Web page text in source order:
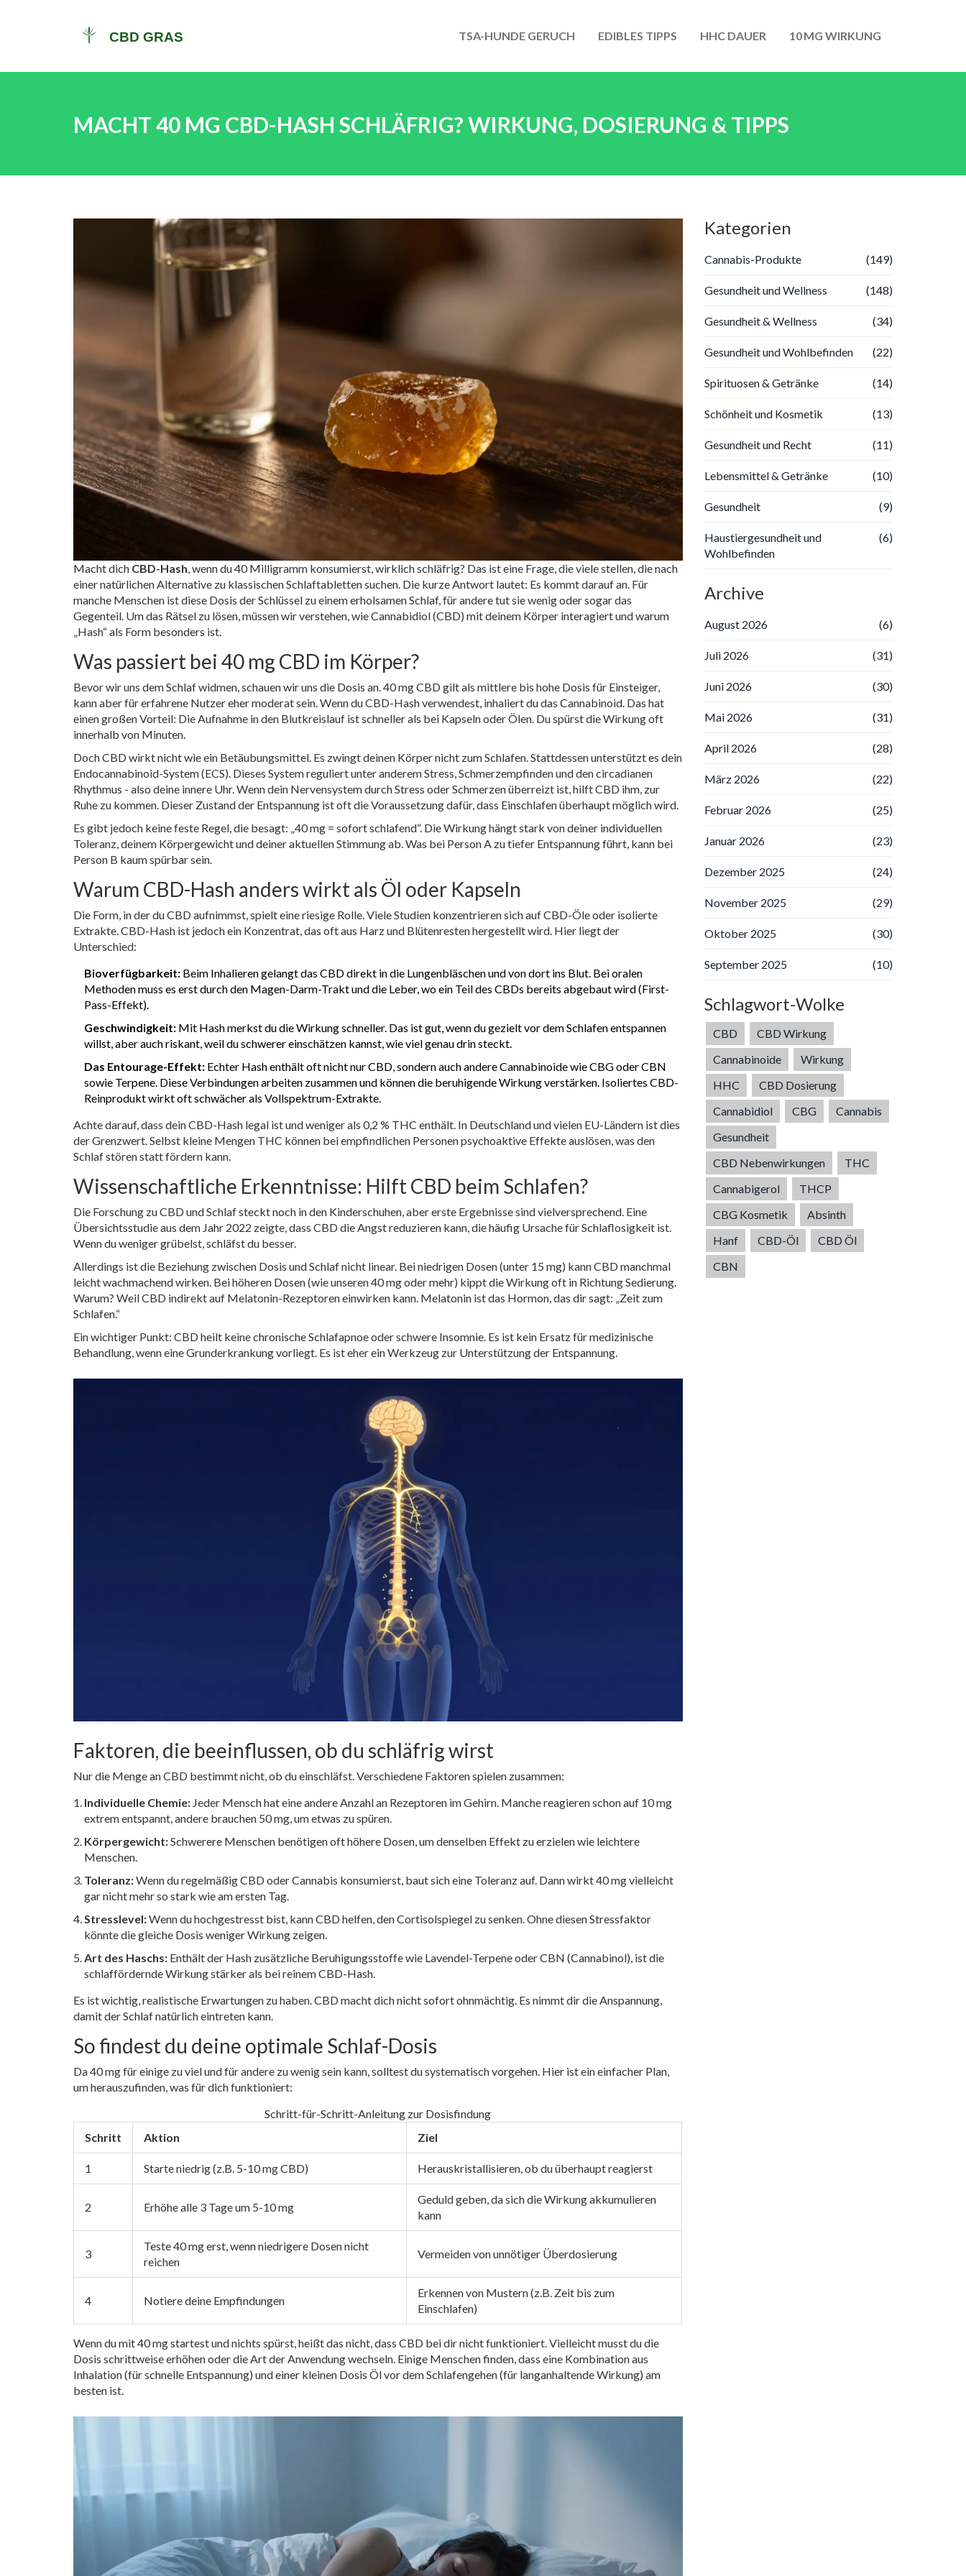
TSA-HUNDE GERUCH EDIBLES TIPPS HHC DAUER 10 MG WIRKUNG
MACHT 40 MG CBD-HASH SCHLÄFRIG? WIRKUNG, DOSIERUNG & TIPPS
Macht dich CBD-Hash, wenn du 40 Milligramm konsumierst, wirklich schläfrig? Das ist eine Frage, die viele stellen, die nach
einer natürlichen Alternative zu klassischen Schlaftabletten suchen. Die kurze Antwort lautet: Es kommt darauf an. Für
manche Menschen ist diese Dosis der Schlüssel zu einem erholsamen Schlaf, für andere tut sie wenig oder sogar das
Gegenteil. Um das Rätsel zu lösen, müssen wir verstehen, wie Cannabidiol (CBD) mit deinem Körper interagiert und warum
„Hash“ als Form besonders ist.
Was passiert bei 40 mg CBD im Körper?
Bevor wir uns dem Schlaf widmen, schauen wir uns die Dosis an.40 mg CBD gilt als mittlere bis hohe Dosis für Einsteiger,
kann aber für erfahrene Nutzer eher moderat sein.Wenn du CBD-Hash verwendest, inhaliert du das Cannabinoid. Das hat
einen großen Vorteil: Die Aufnahme in den Blutkreislauf ist schneller als bei Kapseln oder Ölen. Du spürst die Wirkung oft
innerhalb von Minuten.
Doch CBD wirkt nicht wie ein Betäubungsmittel. Es zwingt deinen Körper nicht zum Schlafen. Stattdessen unterstützt es dein
Endocannabinoid-System (ECS). Dieses System reguliert unter anderem Stress, Schmerzempfinden und den circadianen
Rhythmus - also deine innere Uhr. Wenn dein Nervensystem durch Stress oder Schmerzen überreizt ist, hilft CBD ihm, zur
Ruhe zu kommen. Dieser Zustand der Entspannung ist oft die Voraussetzung dafür, dass Einschlafen überhaupt möglich wird.
Es gibt jedoch keine feste Regel, die besagt: „40 mg = sofort schlafend“. Die Wirkung hängt stark von deiner individuellen
Toleranz, deinem Körpergewicht und deiner aktuellen Stimmung ab. Was bei Person A zu tiefer Entspannung führt, kann bei
Person B kaum spürbar sein.
Warum CBD-Hash anders wirkt als Öl oder Kapseln
Die Form, in der du CBD aufnimmst, spielt eine riesige Rolle. Viele Studien konzentrieren sich auf CBD-Öle oder isolierte
Extrakte.CBD-Hash ist jedoch ein Konzentrat, das oft aus Harz und Blütenresten hergestellt wird. Hier liegt der
Unterschied:
Bioverfügbarkeit: Beim Inhalieren gelangt das CBD direkt in die Lungenbläschen und von dort ins Blut. Bei oralen
Methoden muss es erst durch den Magen-Darm-Trakt und die Leber, wo ein Teil des CBDs bereits abgebaut wird (First-
Pass-Effekt).
Geschwindigkeit: Mit Hash merkst du die Wirkung schneller. Das ist gut, wenn du gezielt vor dem Schlafen entspannen
willst, aber auch riskant, weil du schwerer einschätzen kannst, wie viel genau drin steckt.
Das Entourage-Effekt: Echter Hash enthält oft nicht nur CBD, sondern auch andere Cannabinoide wie CBG oder CBN
sowie Terpene. Diese Verbindungen arbeiten zusammen und können die beruhigende Wirkung verstärken. Isoliertes CBD-
Reinprodukt wirkt oft schwächer als Vollspektrum-Extrakte.
Achte darauf, dass dein CBD-Hash legal ist und weniger als 0,2 % THC enthält. In Deutschland und vielen EU-Ländern ist dies
der Grenzwert. Selbst kleine Mengen THC können bei empfindlichen Personen psychoaktive Effekte auslösen, was den
Schlaf stören statt fördern kann.
Wissenschaftliche Erkenntnisse: Hilft CBD beim Schlafen?
Die Forschung zu CBD und Schlaf steckt noch in den Kinderschuhen, aber erste Ergebnisse sind vielversprechend. Eine
Übersichtsstudie aus dem Jahr 2022 zeigte, dass CBD die Angst reduzieren kann, die häufig Ursache für Schlaflosigkeit ist.
Wenn du weniger grübelst, schläfst du besser.
Allerdings ist die Beziehung zwischen Dosis und Schlaf nicht linear. Bei niedrigen Dosen (unter 15 mg) kann CBD manchmal
leicht wachmachend wirken. Bei höheren Dosen (wie unseren 40 mg oder mehr) kippt die Wirkung oft in Richtung Sedierung.
Warum? Weil CBD indirekt auf Melatonin-Rezeptoren einwirken kann. Melatonin ist das Hormon, das dir sagt: „Zeit zum
Schlafen.“
Ein wichtiger Punkt: CBD heilt keine chronische Schlafapnoe oder schwere Insomnie. Es ist kein Ersatz für medizinische
Behandlung, wenn eine Grunderkrankung vorliegt. Es ist eher ein Werkzeug zur Unterstützung der Entspannung.
Faktoren, die beeinflussen, ob du schläfrig wirst
Nur die Menge an CBD bestimmt nicht, ob du einschläfst. Verschiedene Faktoren spielen zusammen:
Individuelle Chemie: Jeder Mensch hat eine andere Anzahl an Rezeptoren im Gehirn. Manche reagieren schon auf 10 mg
extrem entspannt, andere brauchen 50 mg, um etwas zu spüren.
Körpergewicht:Schwerere Menschen benötigen oft höhere Dosen, um denselben Effekt zu erzielen wie leichtere
Menschen.
Toleranz:Wenn du regelmäßig CBD oder Cannabis konsumierst, baut sich eine Toleranz auf. Dann wirkt 40 mg vielleicht
gar nicht mehr so stark wie am ersten Tag.
Stresslevel:Wenn du hochgestresst bist, kann CBD helfen, den Cortisolspiegel zu senken. Ohne diesen Stressfaktor
könnte die gleiche Dosis weniger Wirkung zeigen.
Art des Haschs: Enthält der Hash zusätzliche Beruhigungsstoffe wie Lavendel-Terpene oder CBN (Cannabinol), ist die
schlaffördernde Wirkung stärker als bei reinem CBD-Hash.
Es ist wichtig, realistische Erwartungen zu haben. CBD macht dich nicht sofort ohnmächtig. Es nimmt dir die Anspannung,
damit der Schlaf natürlich eintreten kann.
So findest du deine optimale Schlaf-Dosis
Da 40 mg für einige zu viel und für andere zu wenig sein kann, solltest du systematisch vorgehen. Hier ist ein einfacher Plan,
um herauszufinden, was für dich funktioniert:
Schritt-für-Schritt-Anleitung zur Dosisfindung
Schritt
Aktion Ziel
1 Starte niedrig (z.B. 5-10 mg CBD) Herauskristallisieren, ob du überhaupt reagierst
2 Erhöhe alle 3 Tage um 5-10 mg
Geduld geben, da sich die Wirkung akkumulieren
kann
3
Teste 40 mg erst, wenn niedrigere Dosen nicht
reichen
Vermeiden von unnötiger Überdosierung
4 Notiere deine Empfindungen
Erkennen von Mustern (z.B. Zeit bis zum
Einschlafen)
Wenn du mit 40 mg startest und nichts spürst, heißt das nicht, dass CBD bei dir nicht funktioniert. Vielleicht musst du die
Dosis schrittweise erhöhen oder die Art der Anwendung wechseln. Einige Menschen finden, dass eine Kombination aus
Inhalation (für schnelle Entspannung) und einer kleinen Dosis Öl vor dem Schlafengehen (für langanhaltende Wirkung) am
besten ist.
Kategorien
Cannabis-Produkte (149)
Gesundheit und Wellness (148)
Gesundheit & Wellness (34)
Gesundheit und Wohlbefinden (22)
Spirituosen & Getränke (14)
Schönheit und Kosmetik (13)
Gesundheit und Recht (11)
Lebensmittel & Getränke (10)
Gesundheit (9)
Haustiergesundheit und
Wohlbefinden
(6)
Archive
August 2026 (6)
Juli 2026 (31)
Juni 2026 (30)
Mai 2026 (31)
April 2026 (28)
März 2026 (22)
Februar 2026 (25)
Januar 2026 (23)
Dezember 2025 (24)
November 2025 (29)
Oktober 2025 (30)
September 2025 (10)
Schlagwort-Wolke
CBD
CBD Wirkung
Cannabinoide
Wirkung
HHC
CBD Dosierung
Cannabidiol
CBG
Cannabis
Gesundheit
CBD Nebenwirkungen
THC
Cannabigerol
THCP
CBG Kosmetik
Absinth
Hanf
CBD-Öl
CBD Öl
CBN